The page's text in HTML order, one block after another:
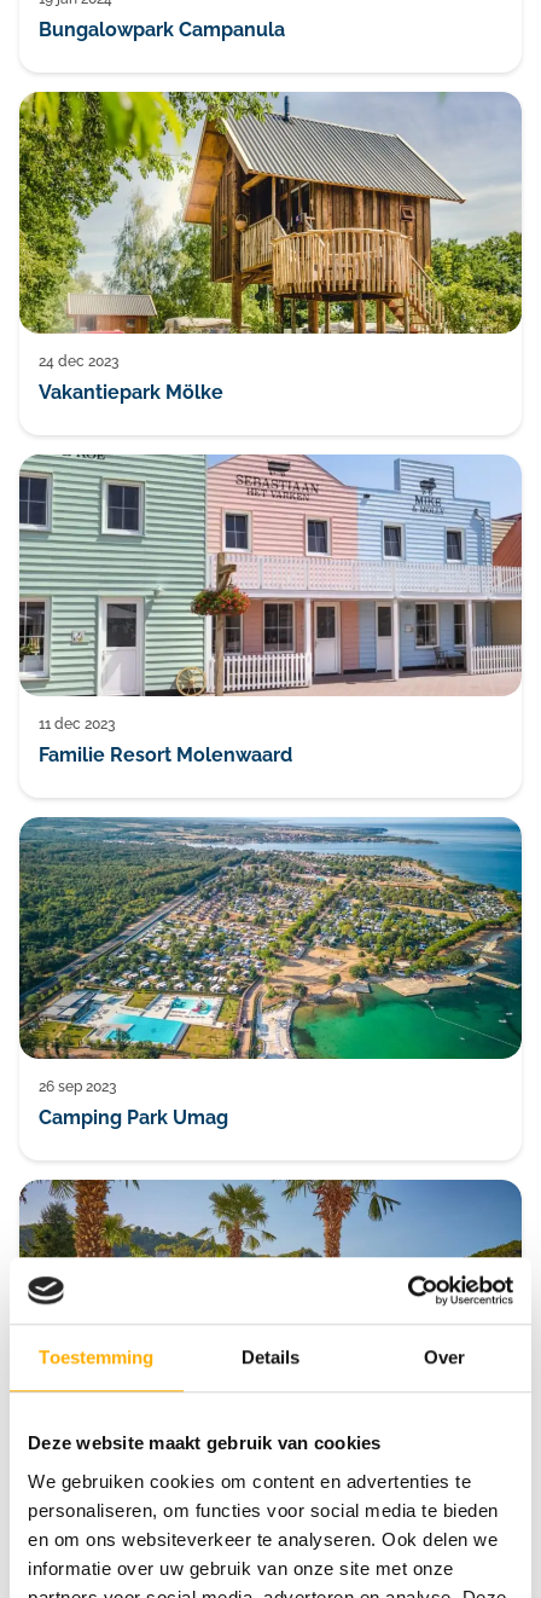
Toestemming Details Over
Deze website maakt gebruik van cookies
We gebruiken cookies om content en advertenties te
personaliseren, om functies voor social media te bieden
en om ons websiteverkeer te analyseren. Ook delen we
informatie over uw gebruik van onze site met onze
Bungalowpark Campanula
24 dec 2023
Vakantiepark Mölke
11 dec 2023
Familie Resort Molenwaard
26 sep 2023
Camping Park Umag
25 sep 2023
Camping Domaine de Soleil Plage